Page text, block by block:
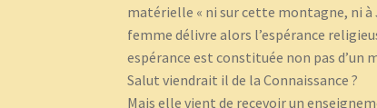
matérielle « ni sur cette montagne, ni à
femme délivre alors l’espérance
espérance est constituée non pas d’un
Salut viendrait il de la Connaissance ?
Mais elle vient de recevoir un